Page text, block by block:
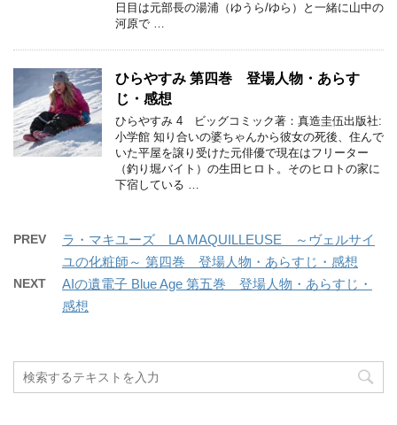
日目は元部長の湯浦（ゆうら/ゆら）と一緒に山中の
河原で …
ひらやすみ 第四巻 登場人物・あらす
じ・感想
ひらやすみ 4 ビッグコミック著：真造圭伍出版社:
小学館 知り合いの婆ちゃんから彼女の死後、住んで
いた平屋を譲り受けた元俳優で現在はフリーター
（釣り堀バイト）の生田ヒロト。そのヒロトの家に
下宿している …
PREV
ラ・マキユーズ LA MAQUILLEUSE ～ヴェルサイ
ユの化粧師～ 第四巻 登場人物・あらすじ・感想
NEXT
AIの遺電子 Blue Age 第五巻 登場人物・あらすじ・
感想